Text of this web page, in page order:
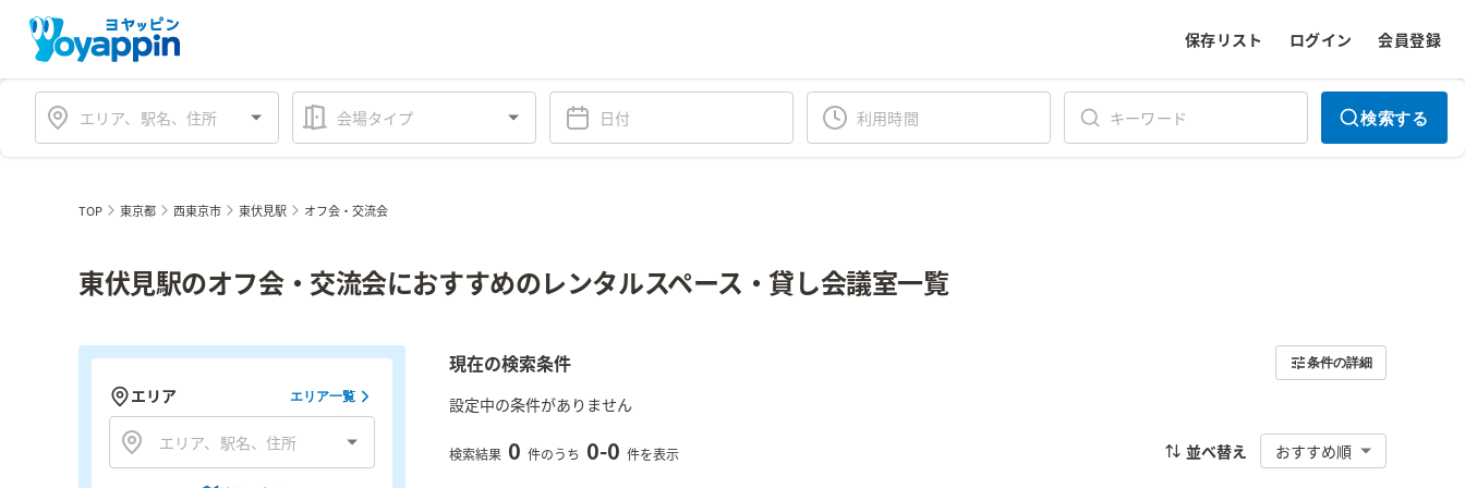
保存リスト ログイン 会員登録
会場タイプ 検索する
TOP 東京都 西東京市 東伏見駅 オフ会・交流会
東伏見駅のオフ会・交流会におすすめのレンタルスペース・貸し会議室一覧
現在の検索条件 条件の詳細
設定中の条件がありません
検索結果 0 件のうち 0-0 件を表示 並べ替え おすすめ順
エリア エリア一覧